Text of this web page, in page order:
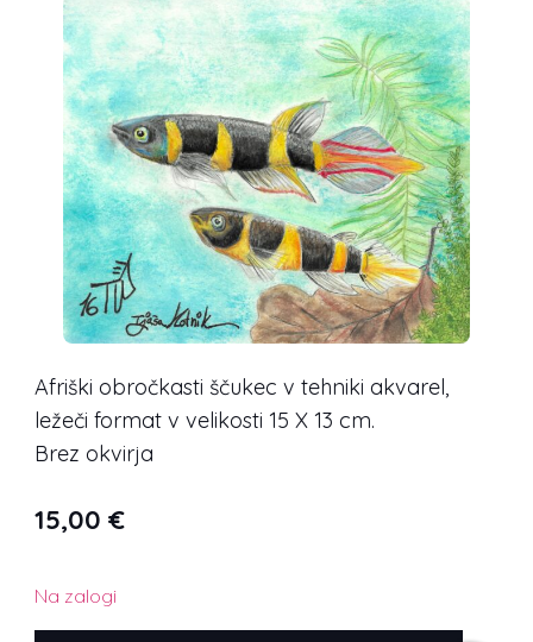
Afriški obročkasti ščukec v tehniki akvarel,
ležeči format v velikosti 15 X 13 cm.
Brez okvirja
15,00 €
Na zalogi